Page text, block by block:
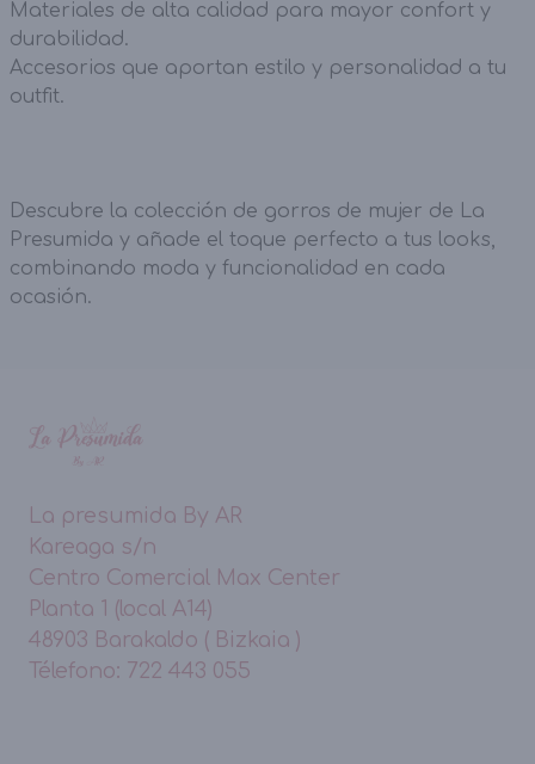
Materiales de alta calidad para mayor confort y
durabilidad.
Accesorios que aportan estilo y personalidad a tu
outfit.
Descubre la colección de gorros de mujer de La
Presumida y añade el toque perfecto a tus looks,
combinando moda y funcionalidad en cada
ocasión.
La presumida By AR
Kareaga s/n
Centro Comercial Max Center
Planta 1 (local A14)
48903 Barakaldo ( Bizkaia )
Télefono: 722 443 055